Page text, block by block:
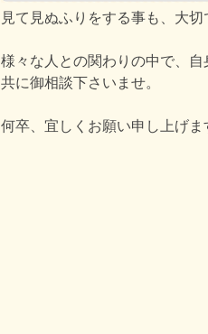
見て見ぬふりをする事も、大
様々な人との関わりの中で、
共に御相談下さいませ。
何卒、宜しくお願い申し上げま